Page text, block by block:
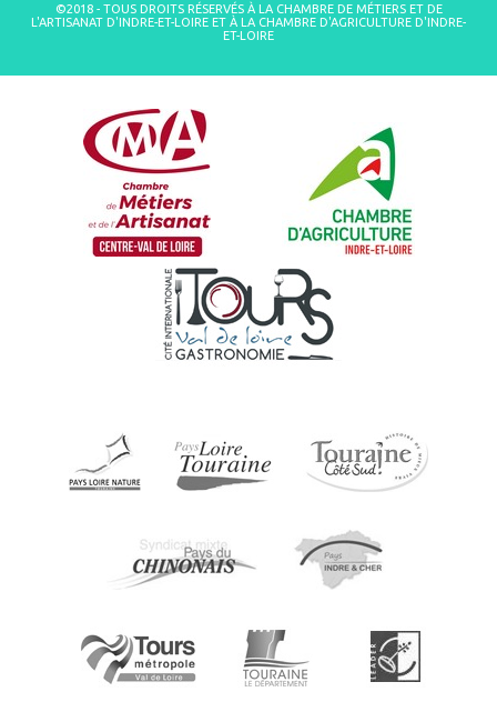
©2018 - TOUS DROITS RÉSERVÉS À LA CHAMBRE DE MÉTIERS ET DE
L'ARTISANAT D'INDRE-ET-LOIRE ET À LA CHAMBRE D'AGRICULTURE D'INDRE-
ET-LOIRE